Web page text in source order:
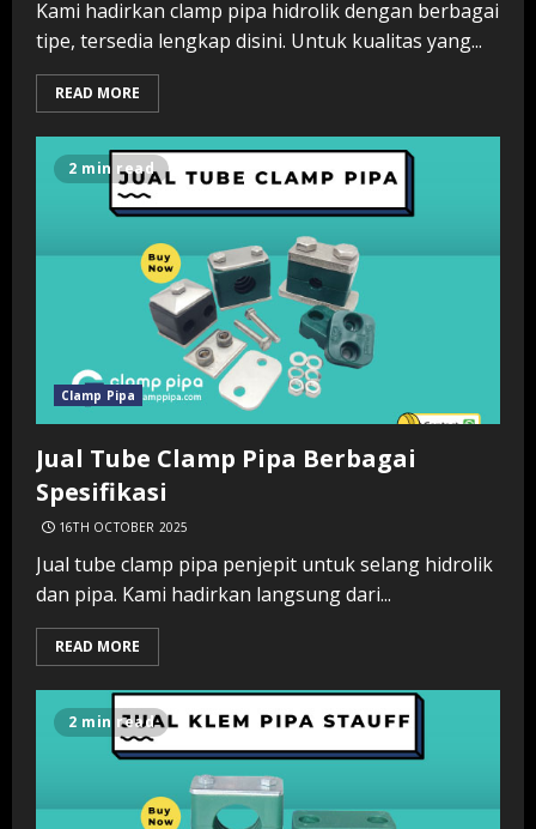
Kami hadirkan clamp pipa hidrolik dengan berbagai
tipe, tersedia lengkap disini. Untuk kualitas yang...
READ MORE
2 min read
Clamp Pipa
Jual Tube Clamp Pipa Berbagai
Spesifikasi
16TH OCTOBER 2025
Jual tube clamp pipa penjepit untuk selang hidrolik
dan pipa. Kami hadirkan langsung dari...
READ MORE
2 min read